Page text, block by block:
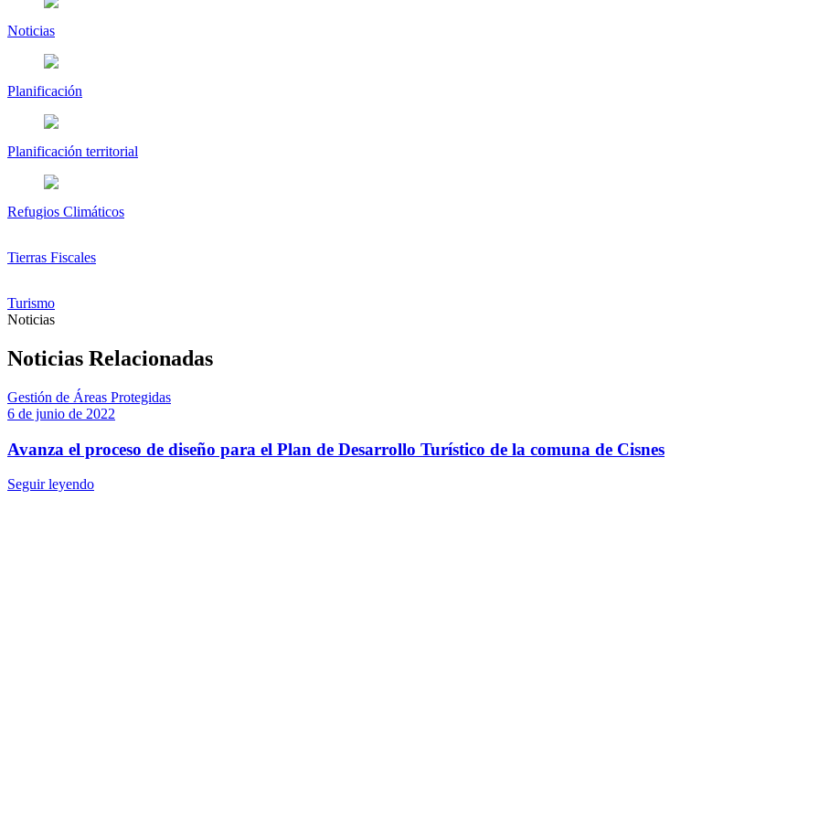
Noticias
Planificación
Planificación territorial
Refugios Climáticos
Tierras Fiscales
Turismo
Noticias
Noticias Relacionadas
Gestión de Áreas Protegidas
6 de junio de 2022
Avanza el proceso de diseño para el Plan de Desarrollo Turístico de la comuna de Cisnes
Seguir leyendo